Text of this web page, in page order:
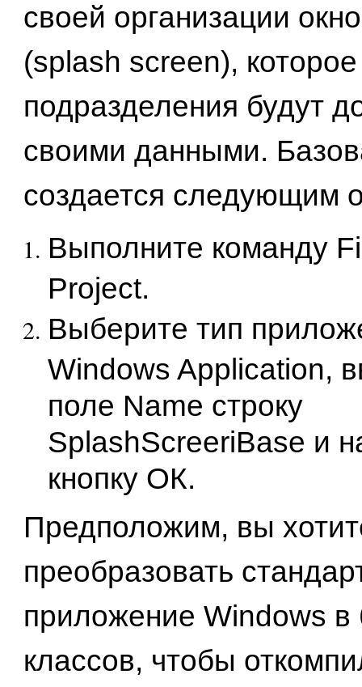
своей организации
(splash screen),
подразделения будут
своими данными.
создается следующим
Выполните команду
Project.
Выберите тип
Windows Application,
поле Name строку
SplashScreeriBase и
кнопку ОК.
Предположим, вы
преобразовать
приложение Windows в
классов, чтобы